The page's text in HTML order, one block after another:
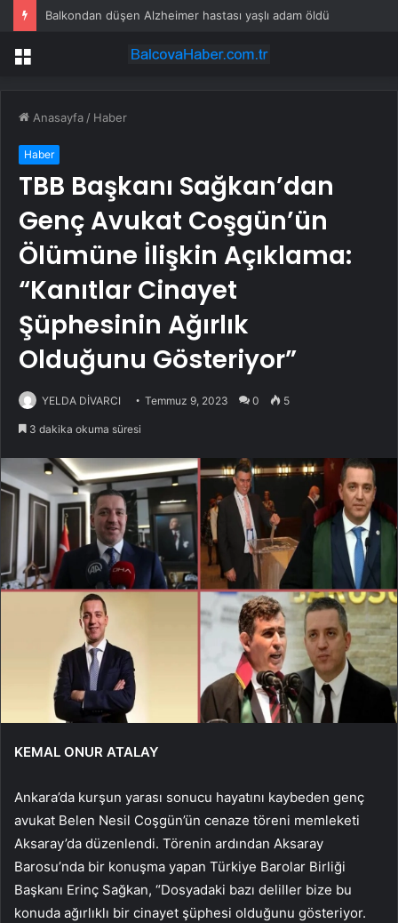
Balkondan düşen Alzheimer hastası yaşlı adam öldü
Menü
Anasayfa / Haber
Haber
TBB Başkanı Sağkan’dan
Genç Avukat Coşgün’ün
Ölümüne İlişkin Açıklama:
“Kanıtlar Cinayet
Şüphesinin Ağırlık
Olduğunu Gösteriyor”
YELDA DİVARCI Temmuz 9, 2023 0 5
3 dakika okuma süresi
KEMAL ONUR ATALAY
Ankara’da kurşun yarası sonucu hayatını kaybeden genç
avukat Belen Nesil Coşgün’ün cenaze töreni memleketi
Aksaray’da düzenlendi. Törenin ardından Aksaray
Barosu’nda bir konuşma yapan Türkiye Barolar Birliği
Başkanı Erinç Sağkan, “Dosyadaki bazı deliller bize bu
konuda ağırlıklı bir cinayet şüphesi olduğunu gösteriyor.